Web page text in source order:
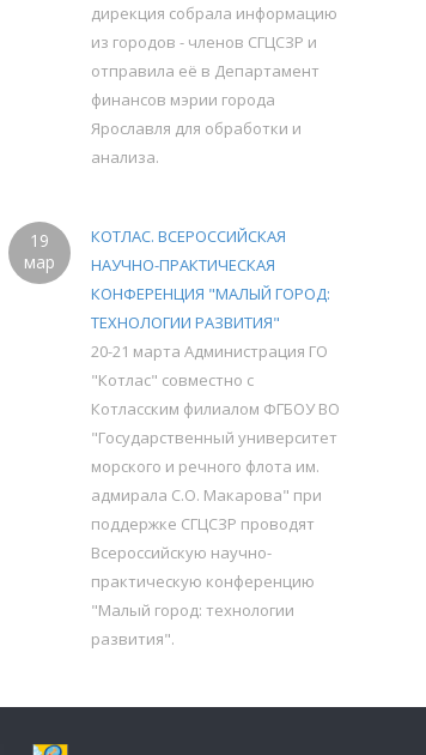
дирекция собрала информацию
из городов - членов СГЦСЗР и
отправила её в Департамент
финансов мэрии города
Ярославля для обработки и
анализа.
19
мар
КОТЛАС. ВСЕРОССИЙСКАЯ
НАУЧНО-ПРАКТИЧЕСКАЯ
КОНФЕРЕНЦИЯ "МАЛЫЙ ГОРОД:
ТЕХНОЛОГИИ РАЗВИТИЯ"
20-21 марта Администрация ГО
"Котлас" совместно с
Котласским филиалом ФГБОУ ВО
"Государственный университет
морского и речного флота им.
адмирала С.О. Макарова" при
поддержке СГЦСЗР проводят
Всероссийскую научно-
практическую конференцию
"Малый город: технологии
развития".